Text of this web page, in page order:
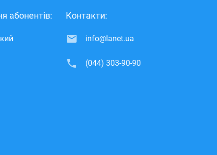
абонентів: Контакти:
info@lanet.ua
(044) 303-90-90